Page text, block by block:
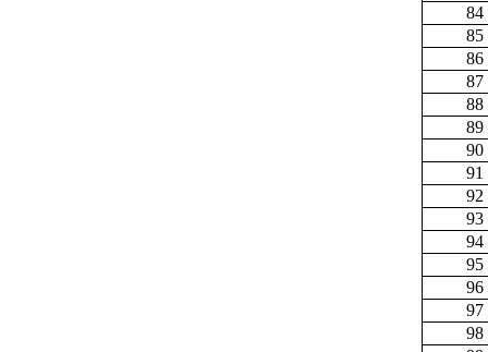
84
85
86
87
88
89
90
91
92
93
94
95
96
97
98